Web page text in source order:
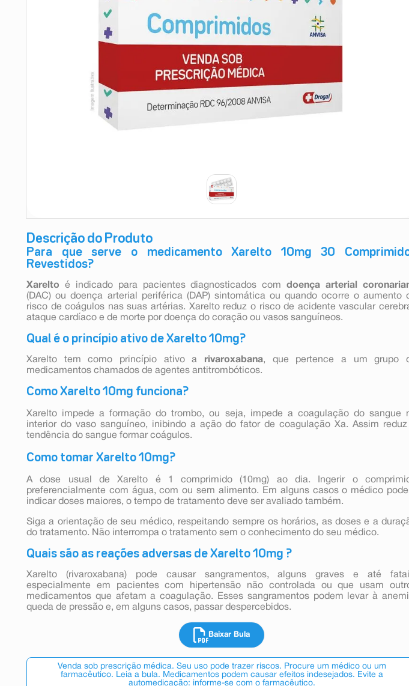
Descrição do Produto
Para que serve o medicamento Xarelto 10mg 30
Revestidos?
Xarelto é indicado para pacientes diagnosticados comdoença arterial
(DAC) ou doença arterial periférica (DAP) sintomática ou quando ocorre o aumento
risco de coágulos nas suas artérias. Xarelto reduz o risco de acidente vascular
ataque cardíaco e de morte por doença do coração ou vasos sanguíneos.
Qual é o princípio ativo de Xarelto 10mg?
Xarelto tem como princípio ativo a rivaroxabana, que pertence a um grupo
medicamentos chamados de agentes antitrombóticos.
Como Xarelto 10mg funciona?
Xarelto impede a formação do trombo, ou seja, impede a coagulação do sangue
interior do vaso sanguíneo, inibindo a ação do fator de coagulação Xa. Assim reduz
tendência do sangue formar coágulos.
Como tomar Xarelto 10mg?
A dose usual de Xarelto é 1 comprimido (10mg) ao dia. Ingerir o
preferencialmente com água, com ou sem alimento. Em alguns casos o médico
indicar doses maiores, o tempo de tratamento deve ser avaliado também.
Siga a orientação de seu médico, respeitando sempre os horários, as doses e a
do tratamento. Não interrompa o tratamento sem o conhecimento do seu médico.
Quais são as reações adversas de Xarelto 10mg ?
Xarelto (rivaroxabana) pode causar sangramentos, alguns graves e até
especialmente em pacientes com hipertensão não controlada ou que usam
medicamentos que afetam a coagulação. Esses sangramentos podem levar à
queda de pressão e, em alguns casos, passar despercebidos.
Baixar Bula
Venda sob prescrição médica. Seu uso pode trazer riscos. Procure um médico ou um
farmacêutico. Leia a bula. Medicamentos podem causar efeitos indesejados. Evite a
automedicação: informe-se com o farmacêutico.
teste gravidez
10ºesmalte